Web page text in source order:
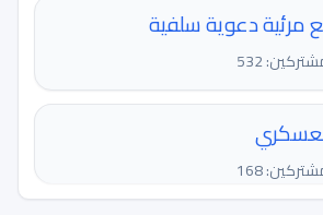
مرئية دعوية سلفية
532
168